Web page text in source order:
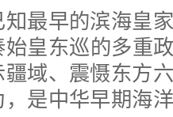
早的滨海皇家
始皇东巡的多
域、震慑东方
是中华早期海